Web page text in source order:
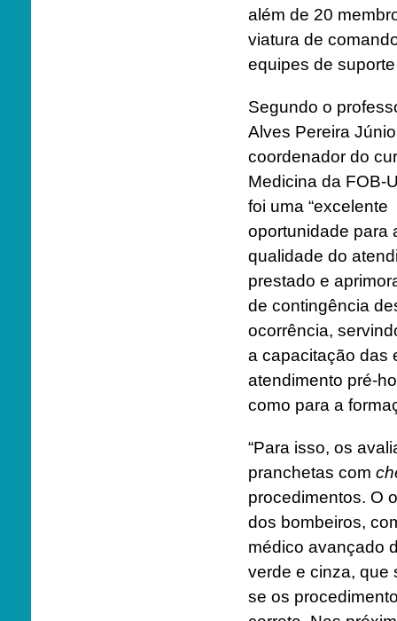
além de 20
viatura de
equipes de
Segundo o
Alves Pereira
coordenador do
Medicina da FOB-
foi uma “excelente
oportunidade para
qualidade do
prestado e
de contingência
ocorrência,
a capacitação das
atendimento pré-
como para a
“Para isso, os
pranchetas com
procedimentos. O
dos bombeiros,
médico avançado
verde e cinza, que
se os